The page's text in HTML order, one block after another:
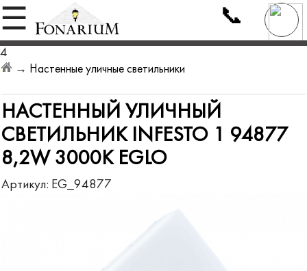
☰ 📞
4
→ Настенные уличные светильники
НАСТЕННЫЙ УЛИЧНЫЙ
СВЕТИЛЬНИК INFESTO 1 94877
8,2W 3000K EGLO
Артикул: EG_94877